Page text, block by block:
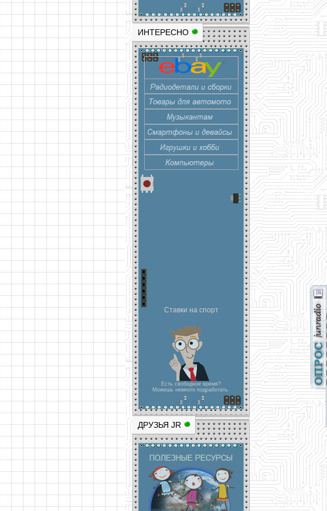
ИНТЕРЕСНО
Ставки на спорт
Есть свободное время?
Можешь немного подработать.
ДРУЗЬЯ JR